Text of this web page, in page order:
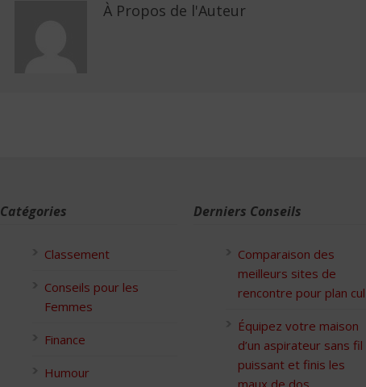
À Propos de l'Auteur
Catégories
Classement
Conseils pour les
Femmes
Finance
Humour
Derniers Conseils
Comparaison des
meilleurs sites de
rencontre pour plan cul
Équipez votre maison
d’un aspirateur sans fil
puissant et finis les